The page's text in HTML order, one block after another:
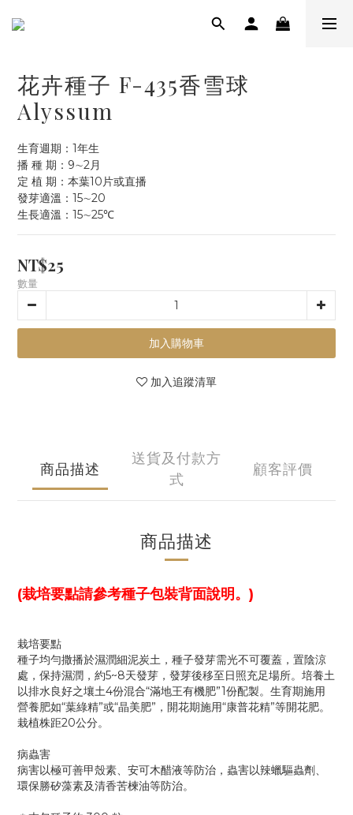
花卉種子 F-435香雪球
Alyssum
生育週期：1年生
播 種 期：9∼2月
定 植 期：本葉10片或直播
發芽適溫：15∼20
生長適溫：15∼25℃
NT$25
數量
加入購物車
加入追蹤清單
商品描述
送貨及付款方
式
顧客評價
商品描述
(栽培要點請參考種子包裝背面說明。)
栽培要點
種子均勻撒播於濕潤細泥炭土，種子發芽需光不可覆蓋，置陰涼
處，保持濕潤，約5~8天發芽，發芽後移至日照充足場所。培養土
以排水良好之壤土4份混合“滿地王有機肥”1份配製。生育期施用
營養肥如“葉綠精”或“晶美肥”，開花期施用“康普花精”等開花肥。
栽植株距20公分。
病蟲害
病害以極可善甲殼素、安可木醋液等防治，蟲害以辣蠟驅蟲劑、
環保勝矽藻素及清香苦楝油等防治。